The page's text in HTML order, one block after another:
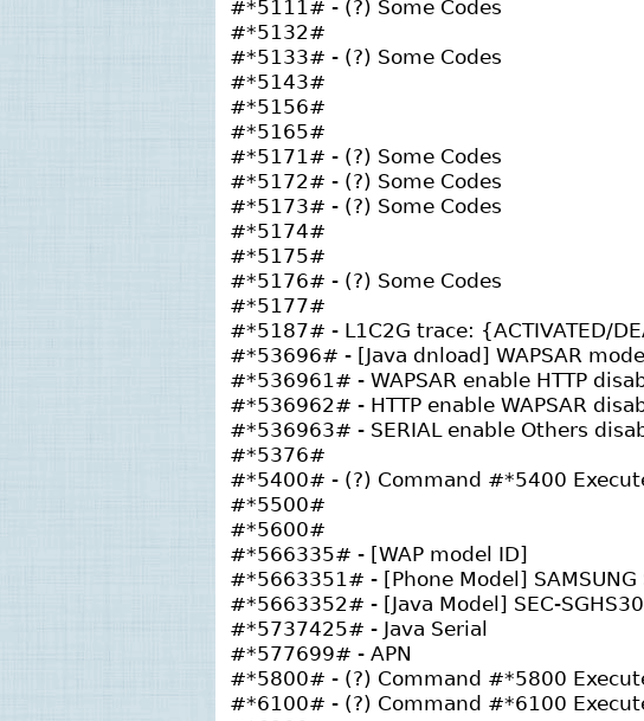
#*5111# - (?) Some Codes
#*5132#
#*5133# - (?) Some Codes
#*5143#
#*5156#
#*5165#
#*5171# - (?) Some Codes
#*5172# - (?) Some Codes
#*5173# - (?) Some Codes
#*5174#
#*5175#
#*5176# - (?) Some Codes
#*5177#
#*5187# - L1C2G trace: {ACTIVATED/
#*53696# - [Java dnload] WAPSAR mode
#*536961# - WAPSAR enable HTTP
#*536962# - HTTP enable WAPSAR
#*536963# - SERIAL enable Others
#*5376#
#*5400# - (?) Command #*5400
#*5500#
#*5600#
#*566335# - [WAP model ID]
#*5663351# - [Phone Model] SAMSUNG
#*5663352# - [Java Model] SEC-
#*5737425# - Java Serial
#*577699# - APN
#*5800# - (?) Command #*5800
#*6100# - (?) Command #*6100